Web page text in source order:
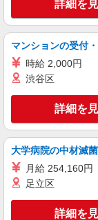
年4
キープ
パート
ケーズデンキ 伊勢
日
詳細を
マンションの受付
時給 2,000円
渋谷区
詳細を
大学病院の中材滅菌
月給 254,160円
足立区
詳細を